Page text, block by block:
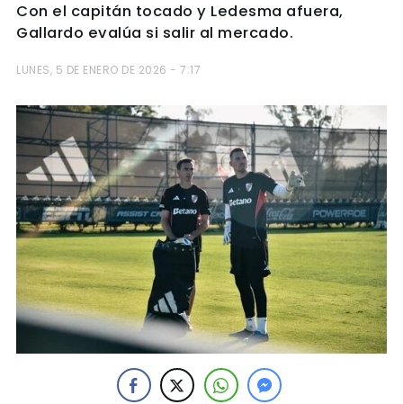
Con el capitán tocado y Ledesma afuera,
Gallardo evalúa si salir al mercado.
LUNES, 5 DE ENERO DE 2026 - 7:17